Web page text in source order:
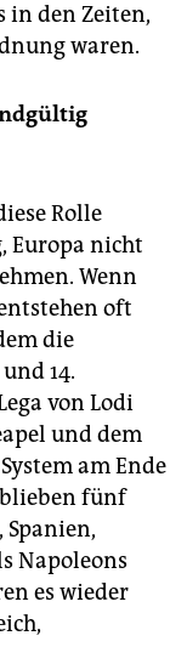
in den Zeiten,
waren.
Rolle
Europa nicht
Wenn
oft
die
14.
von Lodi
und dem
am Ende
fünf
Napoleons
es wieder